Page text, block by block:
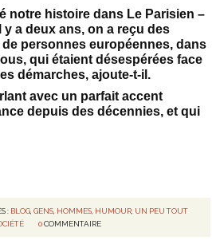
notre histoire dans Le Parisien –
a deux ans, on a reçu des
personnes européennes, dans
qui étaient désespérées face
démarches, ajoute-t-il.
avec un parfait accent
depuis des décennies, et qui
: BLOG, GENS, HOMMES, HUMOUR, UN PEU TOUT
0 COMMENTAIRE